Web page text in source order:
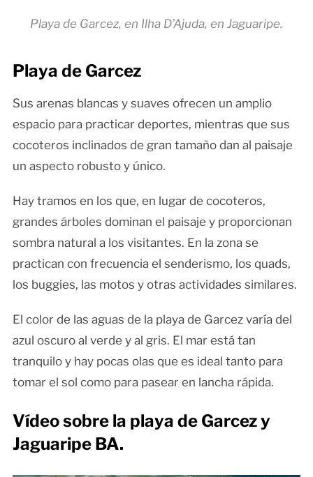
Playa de Garcez, en Ilha D’Ajuda, en Jaguaripe.
Playa de Garcez
Sus arenas blancas y suaves ofrecen un amplio
espacio para practicar deportes, mientras que sus
cocoteros inclinados de gran tamaño dan al paisaje
un aspecto robusto y único.
Hay tramos en los que, en lugar de cocoteros,
grandes árboles dominan el paisaje y proporcionan
sombra natural a los visitantes. En la zona se
practican con frecuencia el senderismo, los quads,
los buggies, las motos y otras actividades similares.
El color de las aguas de la playa de Garcez varía del
azul oscuro al verde y al gris. El mar está tan
tranquilo y hay pocas olas que es ideal tanto para
tomar el sol como para pasear en lancha rápida.
Vídeo sobre la playa de Garcez y
Jaguaripe BA.